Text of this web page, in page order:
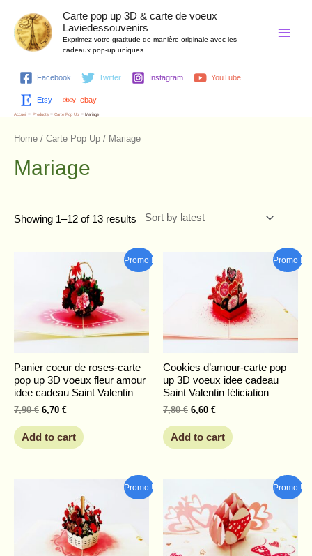
contenu
Carte pop up 3D & carte de voeux
Laviedessouvenirs
Exprimez votre gratitude de manière originale avec les
cadeaux pop-up uniques
Menu
Facebook Twitter Instagram YouTube
Etsy ebay
Accueil Products Carte Pop Up Mariage
Home / Carte Pop Up / Mariage
Mariage
Showing 1–12 of 13 results
Promo !
Panier coeur de roses-carte
pop up 3D voeux fleur amour
idee cadeau Saint Valentin
7,90€
7,90 €.
6,70 €
price
is:
6,70 €.
Add to cart
Promo !
Cookies d’amour-carte pop
up 3D voeux idee cadeau
Saint Valentin féliciation
7,80€
7,80 €.
6,60 €
price
is:
6,60 €.
Add to cart
Promo !
8,20 €.
price
is:
6,90 €.
Promo !
price
was:
7,90 €.
price
is:
6,70 €.